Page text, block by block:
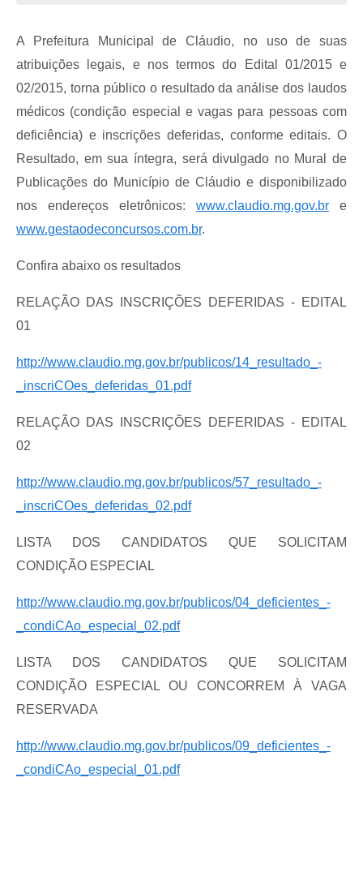
A Prefeitura Municipal de Cláudio, no uso de suas
atribuições legais, e nos termos do Edital 01/2015 e
02/2015, torna público o resultado da análise dos laudos
médicos (condição especial e vagas para pessoas com
deficiência) e inscrições deferidas, conforme editais. O
Resultado, em sua íntegra, será divulgado no Mural de
Publicações do Município de Cláudio e disponibilizado
nos endereços eletrônicos: www.claudio.mg.gov.br e
www.gestaodeconcursos.com.br.
Confira abaixo os resultados
RELAÇÃO DAS INSCRIÇÕES DEFERIDAS - EDITAL
01
http://www.claudio.mg.gov.br/publicos/14_resultado_-
_inscriCOes_deferidas_01.pdf
RELAÇÃO DAS INSCRIÇÕES DEFERIDAS - EDITAL
02
http://www.claudio.mg.gov.br/publicos/57_resultado_-
_inscriCOes_deferidas_02.pdf
LISTA DOS CANDIDATOS QUE SOLICITAM
CONDIÇÃO ESPECIAL
http://www.claudio.mg.gov.br/publicos/04_deficientes_-
_condiCAo_especial_02.pdf
LISTA DOS CANDIDATOS QUE SOLICITAM
CONDIÇÃO ESPECIAL OU CONCORREM À VAGA
RESERVADA
http://www.claudio.mg.gov.br/publicos/09_deficientes_-
_condiCAo_especial_01.pdf